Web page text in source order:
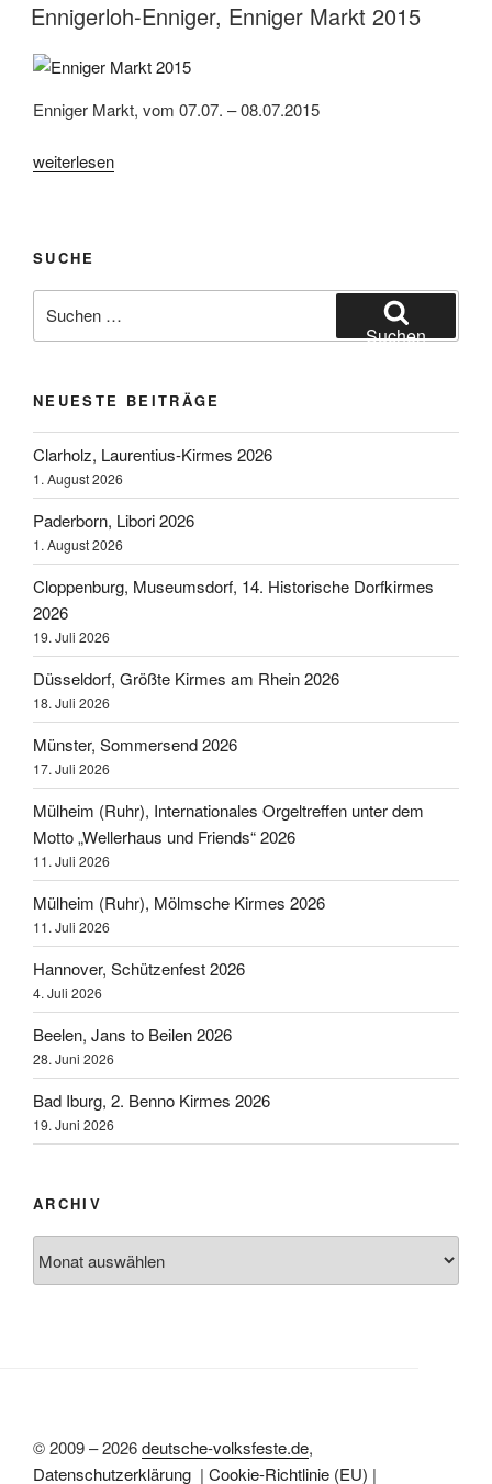
Enniger
2022“
Ennigerloh-Enniger, Enniger Markt 2015
Enniger Markt, vom 07.07. – 08.07.2015
„Ennigerloh-
2015“
weiterlesen
SUCHE
nach:
Suchen
NEUESTE BEITRÄGE
Clarholz, Laurentius-Kirmes 2026
1. August 2026
Paderborn, Libori 2026
1. August 2026
Cloppenburg, Museumsdorf, 14. Historische Dorfkirmes
2026
19. Juli 2026
Düsseldorf, Größte Kirmes am Rhein 2026
18. Juli 2026
Münster, Sommersend 2026
17. Juli 2026
Mülheim (Ruhr), Internationales Orgeltreffen unter dem
Motto „Wellerhaus und Friends“ 2026
11. Juli 2026
Mülheim (Ruhr), Mölmsche Kirmes 2026
11. Juli 2026
Hannover, Schützenfest 2026
4. Juli 2026
Beelen, Jans to Beilen 2026
28. Juni 2026
Bad Iburg, 2. Benno Kirmes 2026
19. Juni 2026
ARCHIV
© 2009 – 2026deutsche-volksfeste.de,
Datenschutzerklärung | Cookie-Richtlinie (EU) |